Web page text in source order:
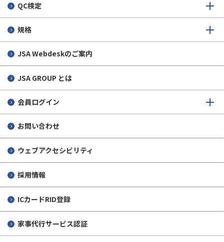
QC検定
規格
JSA Webdeskのご案内
JSA GROUP とは
会員ログイン
お問い合わせ
ウェブアクセシビリティ
採用情報
ICカードRID登録
家事代行サービス認証